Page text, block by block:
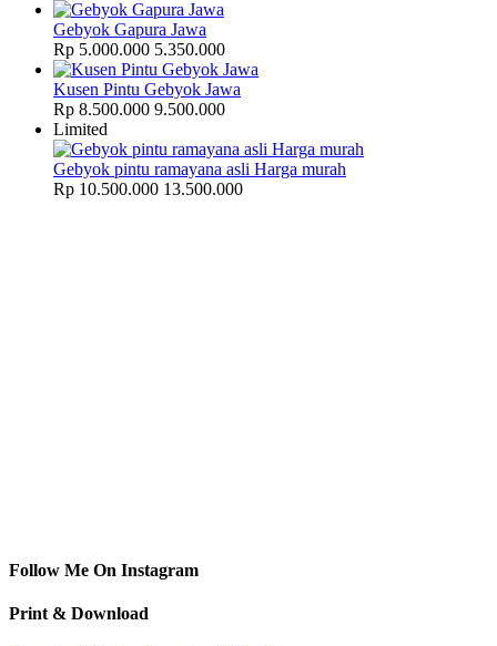
Gebyok Gapura Jawa
Rp 5.000.000 5.350.000
Kusen Pintu Gebyok Jawa
Rp 8.500.000 9.500.000
Limited
Gebyok pintu ramayana asli Harga murah
Rp 10.500.000 13.500.000
Follow Me On Instagram
Print & Download